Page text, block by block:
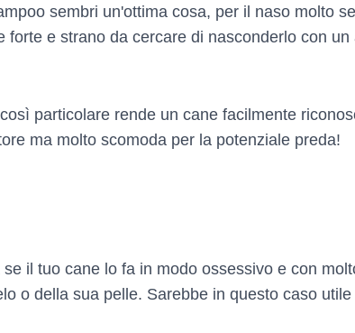
sembri un'ottima cosa, per il naso molto
e strano da cercare di nasconderlo con un
particolare rende un cane facilmente
ma molto scomoda per la potenziale preda!
il tuo cane lo fa in modo ossessivo e con
o della sua pelle. Sarebbe in questo caso